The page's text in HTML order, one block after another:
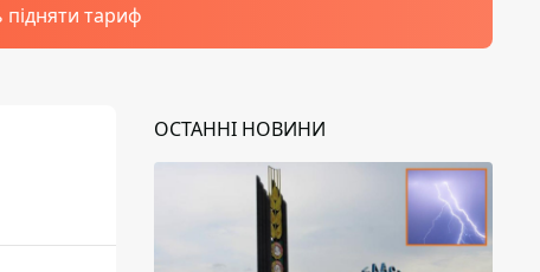
підняти тариф
ОСТАННІ НОВИНИ